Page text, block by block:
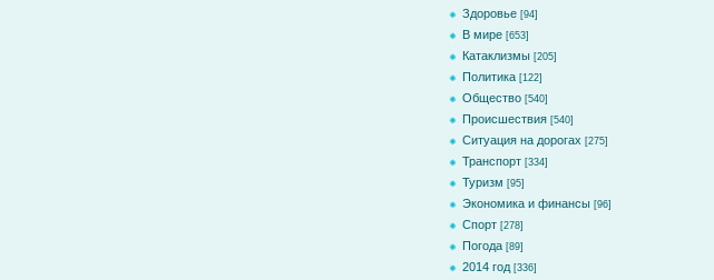
Здоровье [94]
В мире [653]
Катаклизмы [205]
Политика [122]
Общество [540]
Происшествия [540]
Ситуация на дорогах [275]
Транспорт [334]
Туризм [95]
Экономика и финансы [96]
Спорт [278]
Погода [89]
2014 год [336]